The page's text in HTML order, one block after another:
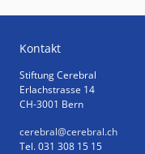
Kontakt
Stiftung Cerebral
Erlachstrasse 14
CH-3001 Bern
cerebral@cerebral.ch
Tel. 031 308 15 15